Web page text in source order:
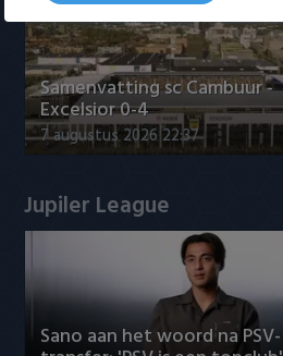
Samenvatting sc Cambuur -
Excelsior 0-4
7 augustus 2026 22:37
Jupiler League
Sano aan het woord na PSV-